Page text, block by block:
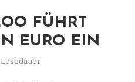
FÜHRT
EURO EIN